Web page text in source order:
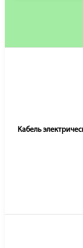
Кабель